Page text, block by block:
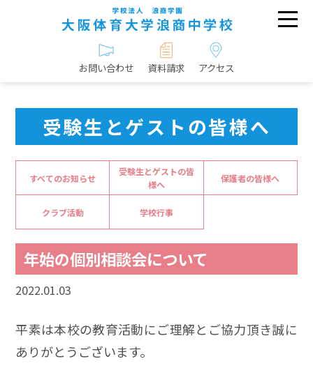
お問い合わせ 資料請求 アクセス
受験生とゲストの皆様へ
すべてのお知らせ
受験生とゲストの皆
様へ
保護者の皆様へ
クラブ活動 学校行事
年始の個別相談会について
2022.01.03
平素は本校の教育活動にご理解とご協力頂き誠に
ありがとうございます。